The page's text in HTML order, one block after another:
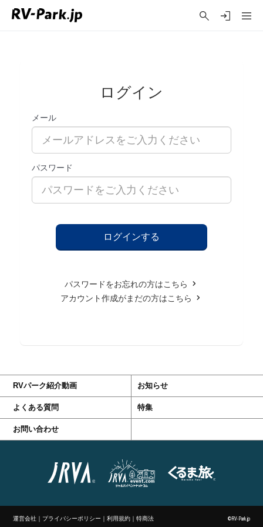
ログイン
メール
パスワード
パスワードをお忘れの方はこちら
アカウント作成がまだの方はこちら
RVパーク紹介動画 お知らせ
よくある質問 特集
お問い合わせ
運営会社 ｜ プライバシーポリシー ｜利用規約 ｜特商法 ©RV-Park.jp